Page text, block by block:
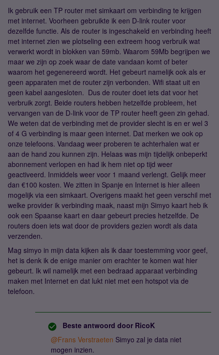
Ik gebruik een TP router met simkaart om verbinding te krijgen
met internet. Voorheen gebruikte ik een D-link router voor
dezelfde functie. Als de router is ingeschakeld en verbinding heeft
met internet zien we plotseling een extreem hoog verbruik wat
verwerkt wordt in blokken van 59mb. Waarom 59Mb begrijpen we
maar we zijn op zoek waar de date vandaan komt of beter
waarom het gegenereerd wordt. Het gebeurt namelijk ook als er
geen apparaten met de router zijn verbonden. Wifi staat uit en
geen kabel aangesloten. Dus de router doet iets dat voor het
verbruik zorgt. Beide routers hebben hetzelfde probleem, het
vervangen van de D-link voor de TP router heeft geen zin gehad.
We weten dat de verbinding met de provider slecht is en er wel 3
of 4 G verbinding is maar geen internet. Dat merken we ook op
onze telefoons. Vandaag weer proberen te achterhalen wat er
aan de hand zou kunnen zijn. Helaas was mijn tijdelijk onbeperkt
abonnement verlopen en had ik hem niet op tijd weer
geactiveerd. Inmiddels weer voor 1 maand verlengt. Gelijk meer
dan €100 kosten. We zitten in Spanje en Internet is hier alleen
mogelijk via een simkaart. Overigens maakt het geen verschil met
welke provider ik verbinding maak, naast mijn Simyo kaart heb ik
ook een Spaanse kaart en daar gebeurt precies hetzelfde. De
routers doen iets wat door de providers gezien wordt als data
verzenden.
Mag simyo in mijn data kijken als ik daar toestemming voor geef,
het is denk ik de enige manier om erachter te komen wat hier
gebeurt. Ik wil namelijk met een bedraad apparaat verbinding
maken met Internet en dat lukt niet met een hotspot via de
telefoon.
Beste antwoord door RicoK
@Frans Verstraeten Simyo zal je data niet
mogen inzien.